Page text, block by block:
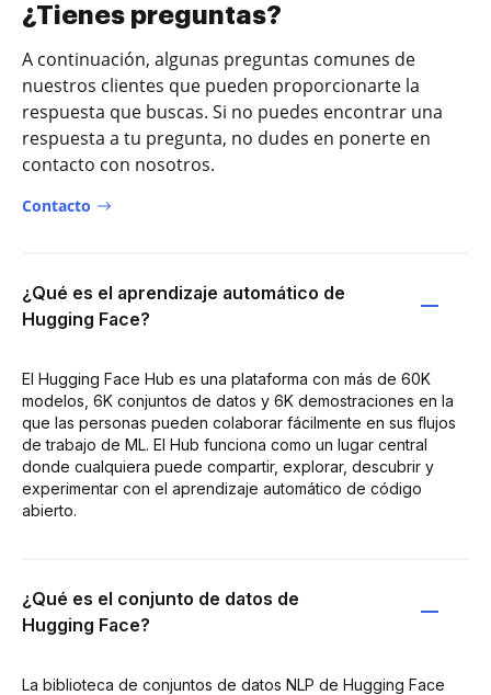
¿Tienes preguntas?
A continuación, algunas preguntas comunes de
nuestros clientes que pueden proporcionarte la
respuesta que buscas. Si no puedes encontrar una
respuesta a tu pregunta, no dudes en ponerte en
contacto con nosotros.
Contacto
¿Qué es el aprendizaje automático de
Hugging Face?
El Hugging Face Hub es una plataforma con más de 60K
modelos, 6K conjuntos de datos y 6K demostraciones en la
que las personas pueden colaborar fácilmente en sus flujos
de trabajo de ML. El Hub funciona como un lugar central
donde cualquiera puede compartir, explorar, descubrir y
experimentar con el aprendizaje automático de código
abierto.
¿Qué es el conjunto de datos de
Hugging Face?
La biblioteca de conjuntos de datos NLP de Hugging Face